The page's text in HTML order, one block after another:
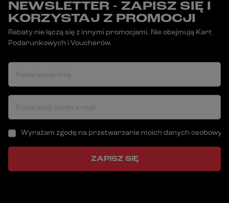
NEWSLETTER - ZAPISZ SIĘ I
KORZYSTAJ Z PROMOCJI
Rabaty nie łączą się z innymi promocjami. Nie obejmują Kart
Podarunkowych i Voucherów.
Podaj swoje imię
Podaj swój adres e-mail
Wyrażam zgodę na przetwarzanie moich danych
ZAPISZ SIĘ